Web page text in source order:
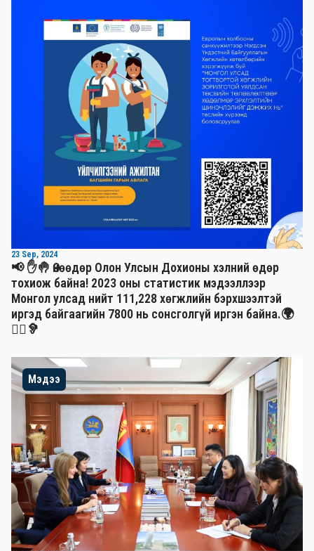
23 Sep, 2024
📢 ✋🤚 Өнөөдөр Олон Улсын Дохионы хэлний өдөр
тохиож байна! 2023 оны статистик мэдээллээр
Монгол улсад нийт 111,228 хөгжлийн бэрхшээлтэй
иргэд байгаагийн 7800 нь сонсголгүй иргэн байна.🌍
🧏‍♂️🦻
Мэдээ